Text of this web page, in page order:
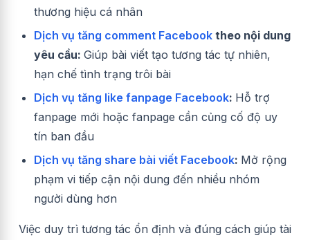
thương hiệu cá nhân
Dịch vụ tăng comment Facebook theo nội dung
yêu cầu: Giúp bài viết tạo tương tác tự nhiên,
hạn chế tình trạng trôi bài
Dịch vụ tăng like fanpage Facebook: Hỗ trợ
fanpage mới hoặc fanpage cần củng cố độ uy
tín ban đầu
Dịch vụ tăng share bài viết Facebook: Mở rộng
phạm vi tiếp cận nội dung đến nhiều nhóm
người dùng hơn
Việc duy trì tương tác ổn định và đúng cách giúp tài